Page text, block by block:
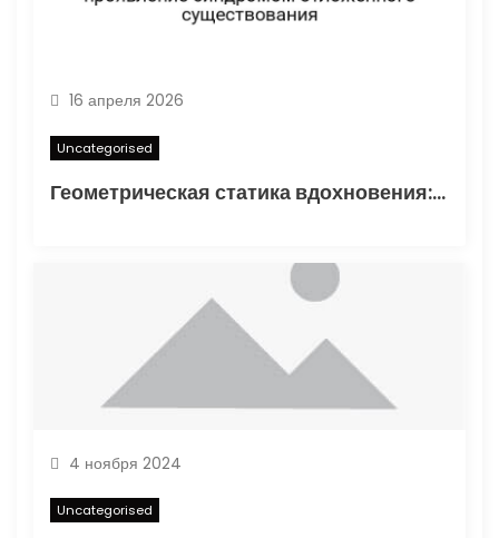
16 апреля 2026
Uncategorised
Геометрическая статика вдохновения: туннелирование карандаша как проявление синдромом отложенного существования
4 ноября 2024
Uncategorised